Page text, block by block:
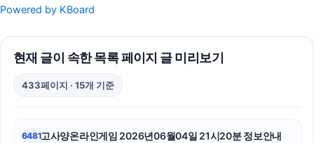
구리하수구막힘
Powered by KBoard
현재 글이 속한 목록 페이지 글 미리보기
433페이지 · 15개 기준
6481고사양온라인게임 2026년06월04일 21시20분 정보안내